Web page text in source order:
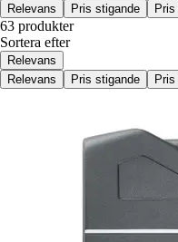
Relevans
Pris stigande
63 produkter
Sortera efter
Relevans
Relevans
Pris stigande